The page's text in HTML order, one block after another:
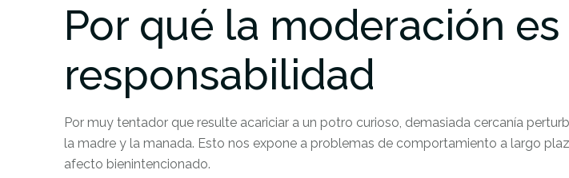
Por qué la moderación es
responsabilidad
Por muy tentador que resulte acariciar a un potro curioso, demasiada cercanía
la madre y la manada. Esto nos expone a problemas de comportamiento a largo
afecto bienintencionado.